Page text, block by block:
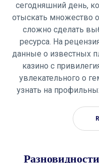
сегодняшний день,
отыскать множество
сложно сделать
ресурса. На
данные о известных
казино с
увлекательного о
узнать на